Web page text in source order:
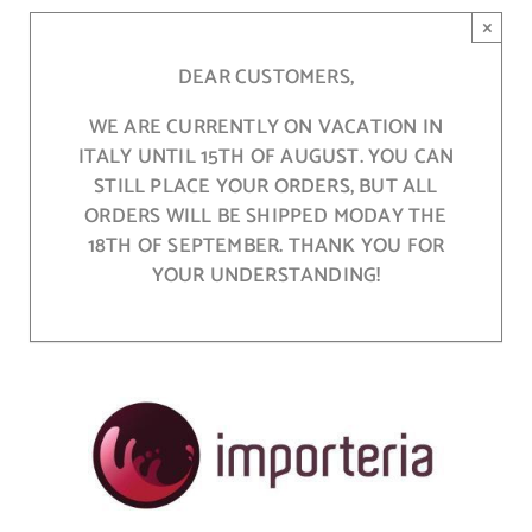
Skip
DEAR CUSTOMERS,
WE ARE CURRENTLY ON VACATION IN
ITALY UNTIL 15TH OF AUGUST. YOU CAN
STILL PLACE YOUR ORDERS, BUT ALL
ORDERS WILL BE SHIPPED MODAY THE
18TH OF SEPTEMBER. THANK YOU FOR
YOUR UNDERSTANDING!
×